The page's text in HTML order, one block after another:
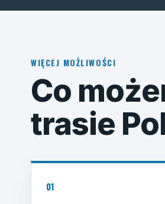
WIĘCEJ MOŻLIWOŚCI
Co
trasie
01